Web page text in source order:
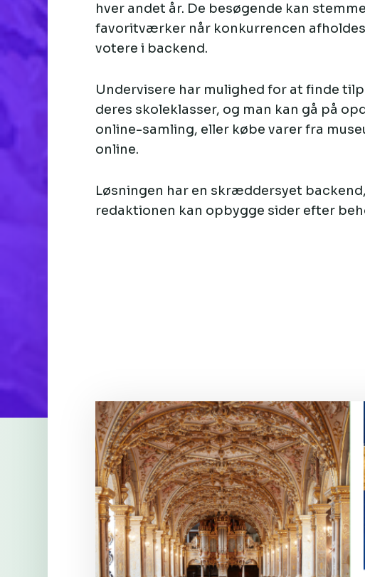
hver andet år. De besøgende kan
favoritværker når konkurrencen afholdes
votere i backend.
Undervisere har mulighed for at finde
deres skoleklasser, og man kan gå på
online-samling, eller købe varer fra
online.
Løsningen har en skræddersyet
redaktionen kan opbygge sider efter